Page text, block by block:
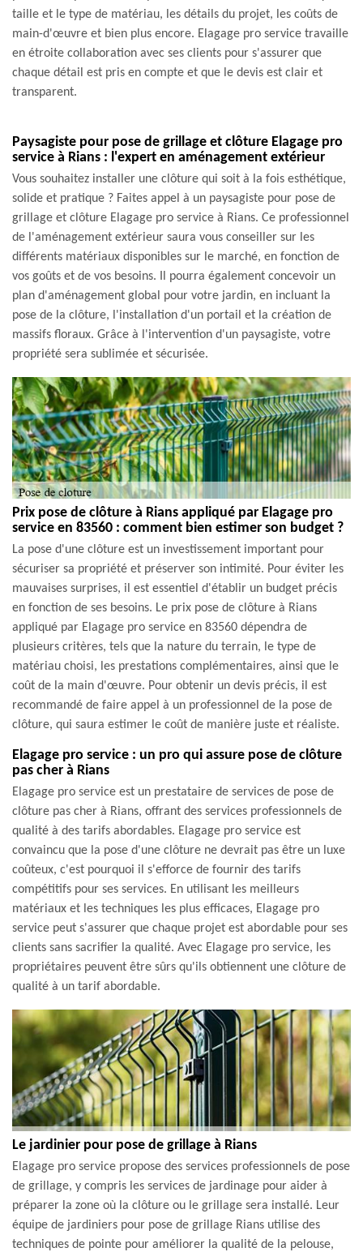
taille et le type de matériau, les détails du projet, les coûts de
main-d'œuvre et bien plus encore. Elagage pro service travaille
en étroite collaboration avec ses clients pour s'assurer que
chaque détail est pris en compte et que le devis est clair et
transparent.
Paysagiste pour pose de grillage et clôture Elagage pro
service à Rians : l'expert en aménagement extérieur
Vous souhaitez installer une clôture qui soit à la fois esthétique,
solide et pratique ? Faites appel à un paysagiste pour pose de
grillage et clôture Elagage pro service à Rians. Ce professionnel
de l'aménagement extérieur saura vous conseiller sur les
différents matériaux disponibles sur le marché, en fonction de
vos goûts et de vos besoins. Il pourra également concevoir un
plan d'aménagement global pour votre jardin, en incluant la
pose de la clôture, l'installation d'un portail et la création de
massifs floraux. Grâce à l'intervention d'un paysagiste, votre
propriété sera sublimée et sécurisée.
Prix pose de clôture à Rians appliqué par Elagage pro
service en 83560 : comment bien estimer son budget ?
La pose d'une clôture est un investissement important pour
sécuriser sa propriété et préserver son intimité. Pour éviter les
mauvaises surprises, il est essentiel d'établir un budget précis
en fonction de ses besoins. Le prix pose de clôture à Rians
appliqué par Elagage pro service en 83560 dépendra de
plusieurs critères, tels que la nature du terrain, le type de
matériau choisi, les prestations complémentaires, ainsi que le
coût de la main d'œuvre. Pour obtenir un devis précis, il est
recommandé de faire appel à un professionnel de la pose de
clôture, qui saura estimer le coût de manière juste et réaliste.
Elagage pro service : un pro qui assure pose de clôture
pas cher à Rians
Elagage pro service est un prestataire de services de pose de
clôture pas cher à Rians, offrant des services professionnels de
qualité à des tarifs abordables. Elagage pro service est
convaincu que la pose d'une clôture ne devrait pas être un luxe
coûteux, c'est pourquoi il s'efforce de fournir des tarifs
compétitifs pour ses services. En utilisant les meilleurs
matériaux et les techniques les plus efficaces, Elagage pro
service peut s'assurer que chaque projet est abordable pour ses
clients sans sacrifier la qualité. Avec Elagage pro service, les
propriétaires peuvent être sûrs qu'ils obtiennent une clôture de
qualité à un tarif abordable.
Le jardinier pour pose de grillage à Rians
Elagage pro service propose des services professionnels de pose
de grillage, y compris les services de jardinage pour aider à
préparer la zone où la clôture ou le grillage sera installé. Leur
équipe de jardiniers pour pose de grillage Rians utilise des
techniques de pointe pour améliorer la qualité de la pelouse,